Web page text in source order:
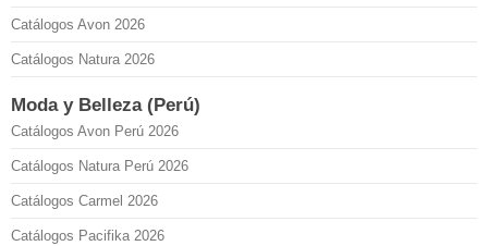
Catálogos Avon 2026
Catálogos Natura 2026
Moda y Belleza (Perú)
Catálogos Avon Perú 2026
Catálogos Natura Perú 2026
Catálogos Carmel 2026
Catálogos Pacifika 2026